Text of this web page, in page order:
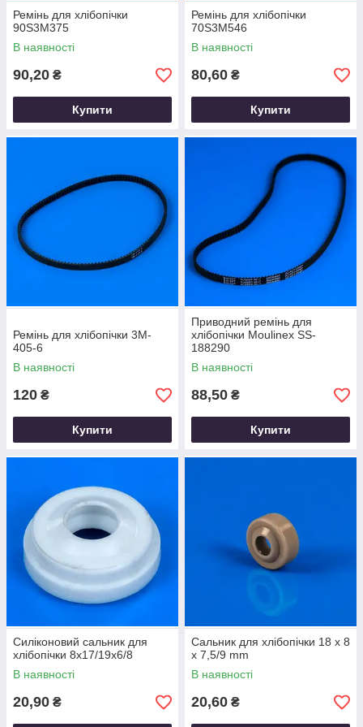
Ремінь для хлібопічки
90S3M375
В наявності
90,20 ₴
Купити
Ремінь для хлібопічки
70S3M546
В наявності
80,60 ₴
Купити
Ремінь для хлібопічки 3M-
405-6
В наявності
120 ₴
Купити
Приводний ремінь для
хлібопічки Moulinex SS-
188290
В наявності
88,50 ₴
Купити
Силіконовий сальник для
хлібопічки 8x17/19x6/8
В наявності
20,90 ₴
Сальник для хлібопічки 18 х 8
х 7,5/9 mm
В наявності
20,60 ₴